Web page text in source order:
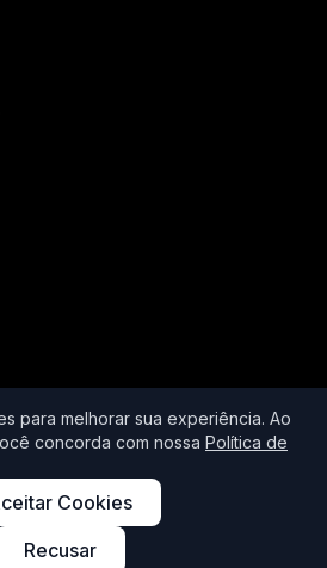
para melhorar sua experiência. Ao
concorda com nossa Política de
Cookies
Recusar
Todos os direitos reservados.